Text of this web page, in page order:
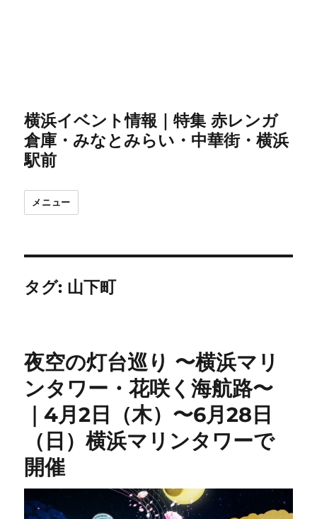
横浜イベント情報｜特集 赤レンガ
倉庫・みなとみらい・中華街・横浜
駅前
メニュー
タグ: 山下町
夜空の灯台巡り 〜横浜マリ
ンタワー・花咲く海航路〜
｜4月2日（木）〜6月28日
（日）横浜マリンタワーで
開催